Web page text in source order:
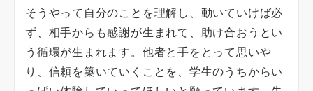
そうやって自分のことを理解し、動いていけば必
ず、相手からも感謝が生まれて、助け合おうとい
う循環が生まれます。他者と手をとって思いや
り、信頼を築いていくことを、学生のうちからい